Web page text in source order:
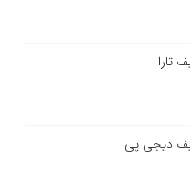
تارا
دیجی پی